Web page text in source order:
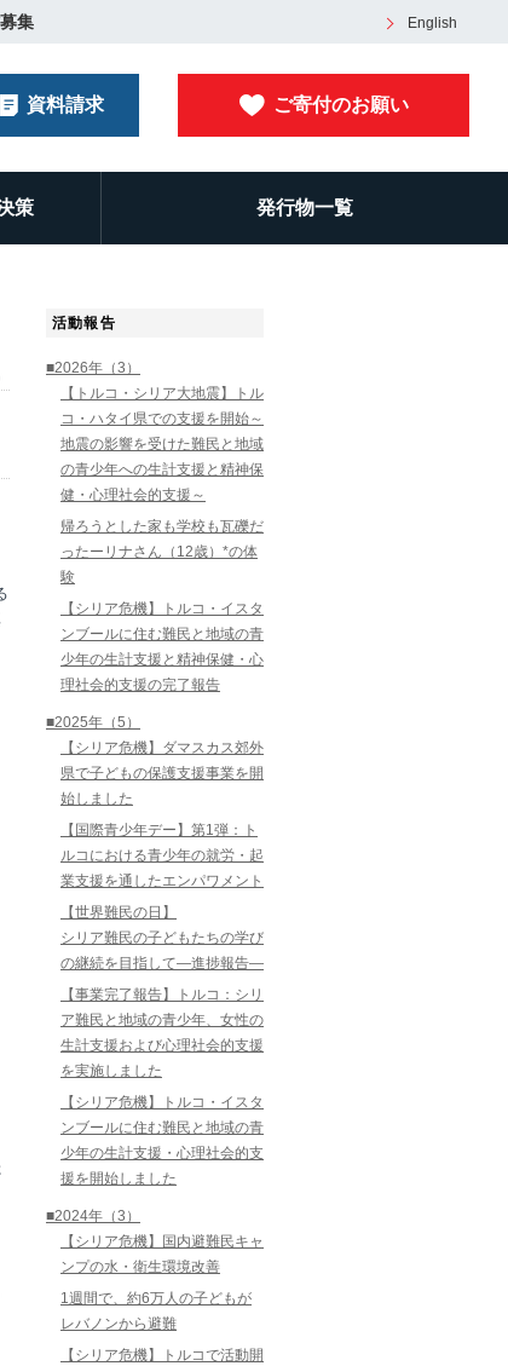
集 English
資料請求 ご寄付のお願い
策 発行物一覧
活動報告
■2026年（3）
【トルコ・シリア大地震】トル
コ・ハタイ県での支援を開始～
地震の影響を受けた難民と地域
の青少年への生計支援と精神保
健・心理社会的支援～
帰ろうとした家も学校も瓦礫だ
ったーリナさん（12歳）*の体
験
【シリア危機】トルコ・イスタ
ンブールに住む難民と地域の青
少年の生計支援と精神保健・心
理社会的支援の完了報告
■2025年（5）
【シリア危機】ダマスカス郊外
県で子どもの保護支援事業を開
始しました
【国際青少年デー】第1弾：ト
ルコにおける青少年の就労・起
業支援を通したエンパワメント
【世界難民の日】
シリア難民の子どもたちの学び
の継続を目指して―進捗報告―
【事業完了報告】トルコ：シリ
ア難民と地域の青少年、女性の
生計支援および心理社会的支援
を実施しました
【シリア危機】トルコ・イスタ
ンブールに住む難民と地域の青
少年の生計支援・心理社会的支
援を開始しました
■2024年（3）
【シリア危機】国内避難民キャ
ンプの水・衛生環境改善
1週間で、約6万人の子どもが
レバノンから避難
【シリア危機】トルコで活動開